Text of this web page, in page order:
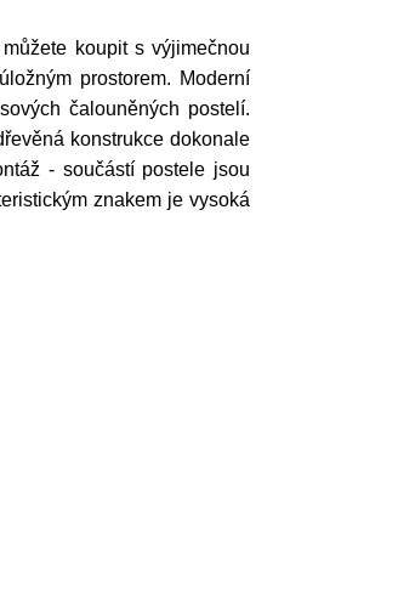
koupit s výjimečnou
prostorem. Moderní
čalouněných postelí.
konstrukce dokonale
- součástí postele jsou
znakem je vysoká